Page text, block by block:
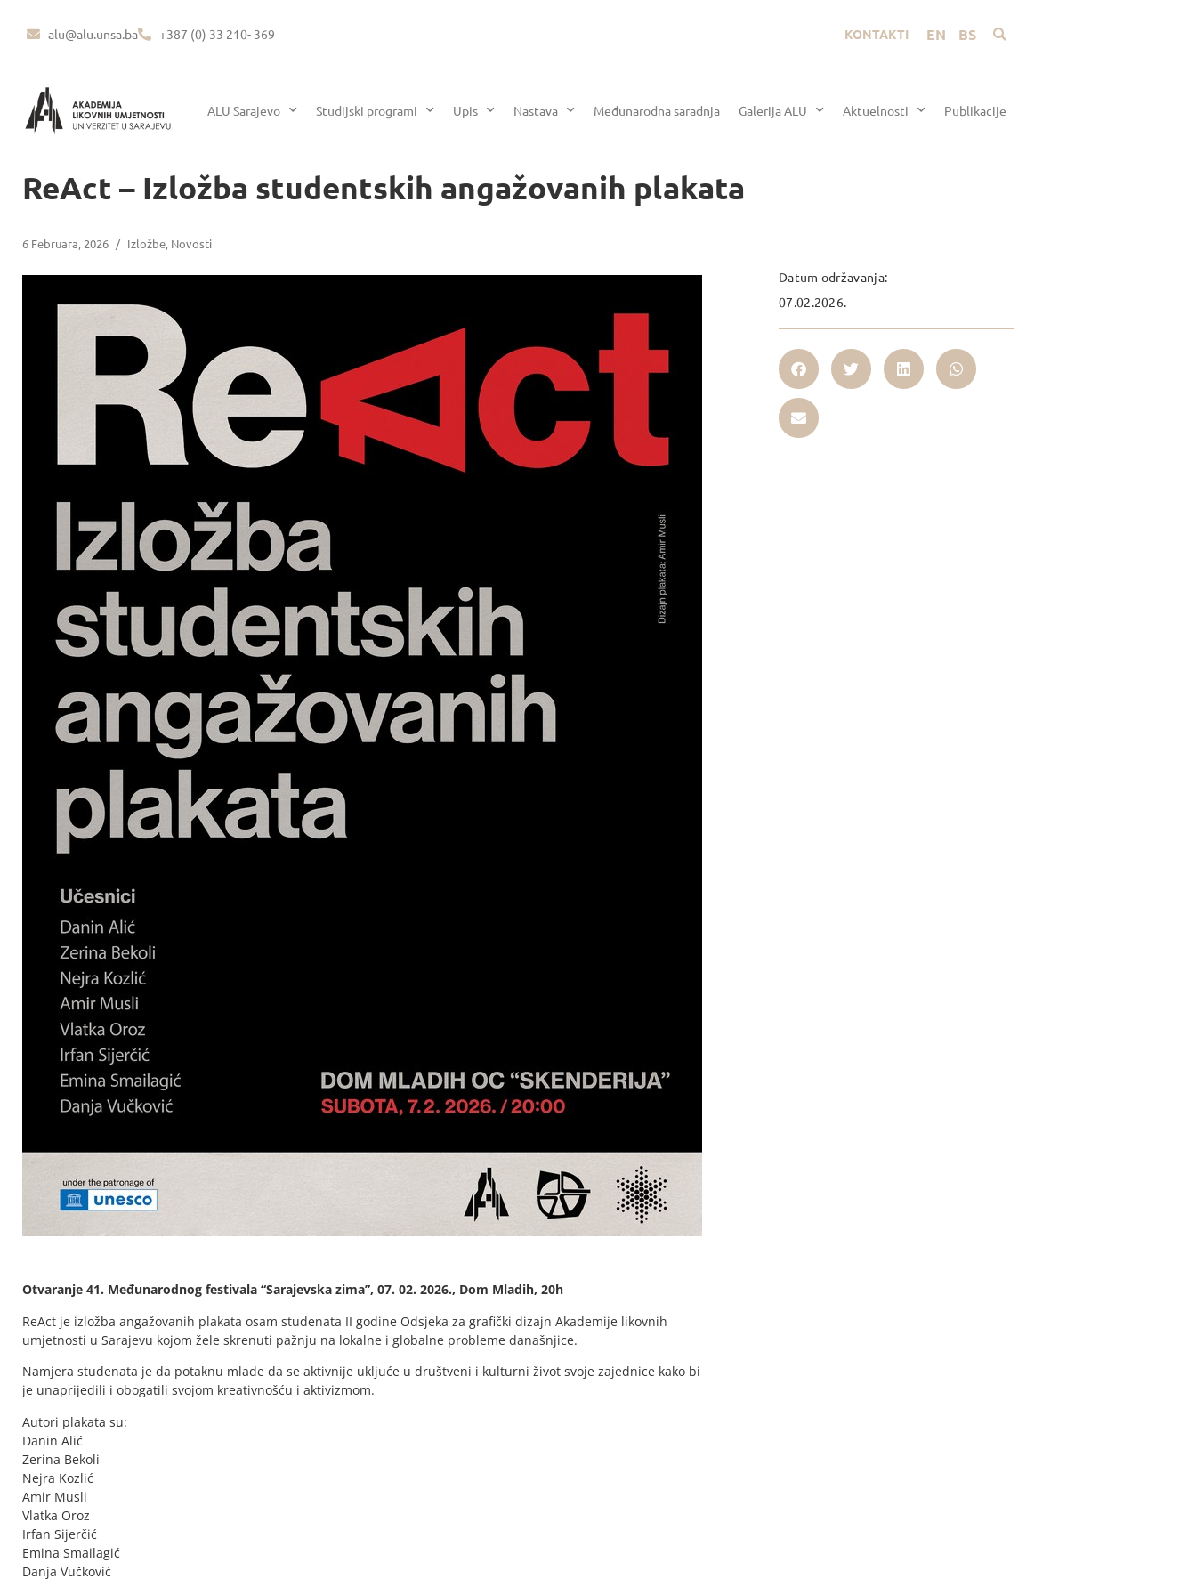
alu@alu.unsa.ba +387 (0) 33 210- 369 KONTAKTI EN BS
ALU Sarajevo Studijski programi Upis Nastava Međunarodna saradnja Galerija ALU Aktuelnosti Publikacije
ReAct – Izložba studentskih angažovanih plakata
6 Februara, 2026 / Izložbe, Novosti
Otvaranje 41. Međunarodnog festivala “Sarajevska zima”, 07. 02. 2026., Dom Mladih, 20h
ReAct je izložba angažovanih plakata osam studenata II godine Odsjeka za grafički dizajn Akademije likovnih
umjetnosti u Sarajevu kojom žele skrenuti pažnju na lokalne i globalne probleme današnjice.
Namjera studenata je da potaknu mlade da se aktivnije ukljuće u društveni i kulturni život svoje zajednice kako bi
je unaprijedili i obogatili svojom kreativnošću i aktivizmom.
Autori plakata su:
Danin Alić
Zerina Bekoli
Nejra Kozlić
Amir Musli
Vlatka Oroz
Irfan Sijerčić
Emina Smailagić
Danja Vučković
Datum održavanja:
07.02.2026.